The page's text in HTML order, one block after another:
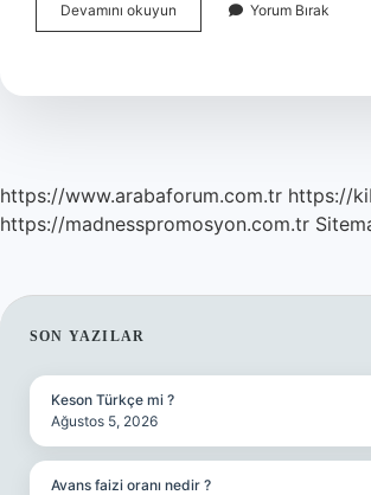
Devamını okuyun
Yüzlü
Yorum Bırak
https://www.arabaforum.com.tr https://
https://madnesspromosyon.com.tr
SIDEBAR
SON YAZILAR
Keson Türkçe mi ?
Ağustos 5, 2026
Avans faizi oranı nedir ?